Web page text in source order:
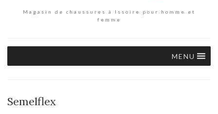
Magasin de chaussures à Issoire pour homme et
femme
MENU
Semelflex